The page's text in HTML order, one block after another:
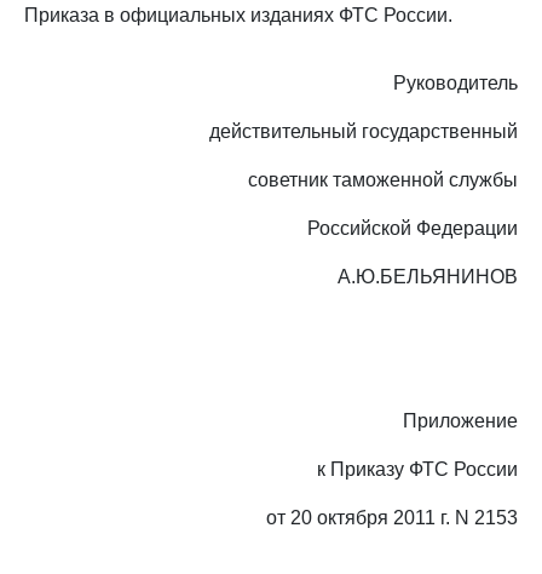
Приказа в официальных изданиях ФТС России.
Руководитель
действительный государственный
советник таможенной службы
Российской Федерации
А.Ю.БЕЛЬЯНИНОВ
Приложение
к Приказу ФТС России
от 20 октября 2011 г. N 2153